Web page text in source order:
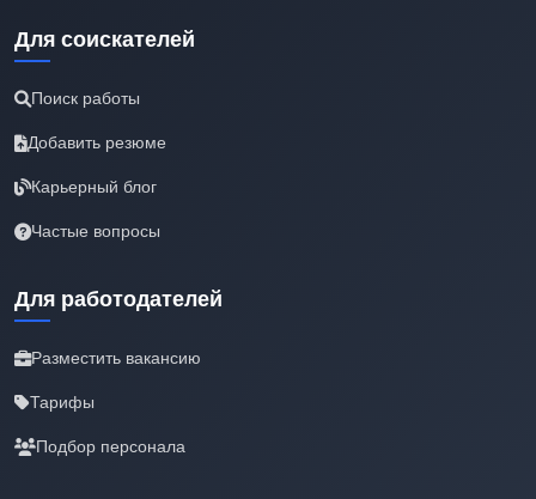
Для соискателей
Поиск работы
Добавить резюме
Карьерный блог
Частые вопросы
Для работодателей
Разместить вакансию
Тарифы
Подбор персонала